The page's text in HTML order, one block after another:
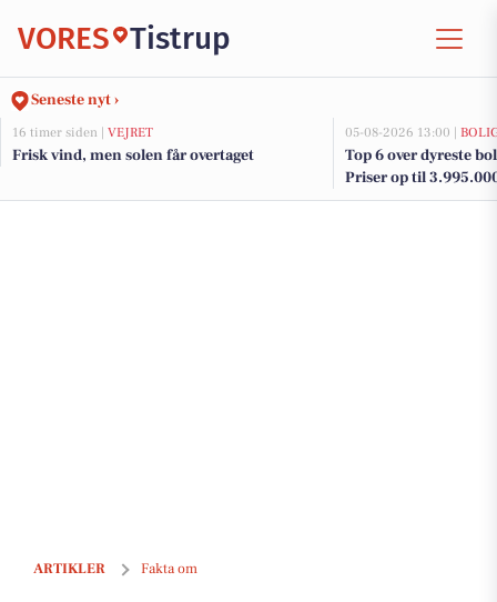
VORES Tistrup
Seneste nyt ›
16 timer siden | VEJRET
Frisk vind, men solen får overtaget
05-08-2026 13:00 |
Top 6 over dyreste
Priser op til
ARTIKLER Fakta om
Huspriserne går op i Varde Kommune